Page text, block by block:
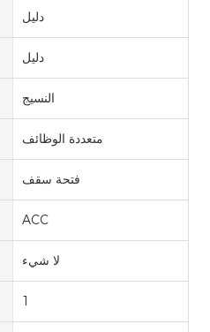
دليل
دليل
النسيج
متعددة الوظائف
فتحة سقف
ACC
لا شيء
1